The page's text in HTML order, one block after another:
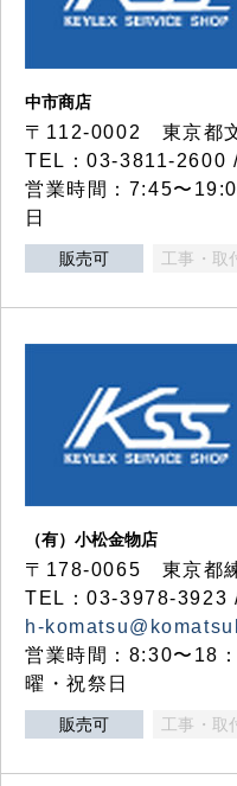
中市商店
〒112-0002 東京都
TEL：03-3811-2600
営業時間：7:45〜
日
販売可 工事・取
（有）小松金物店
〒178-0065 東京都
TEL：03-3978-3923
h-
営業時間：8:30〜18
曜・祝祭日
販売可 工事・取